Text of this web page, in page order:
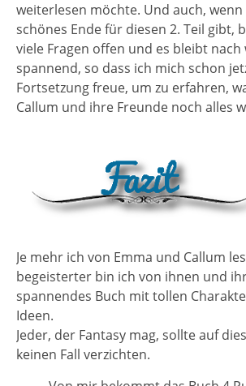
weiterlesen möchte. Und auch,
schönes Ende für diesen 2. Teil gibt,
viele Fragen offen und es bleibt nach
spannend, so dass ich mich schon
Fortsetzung freue, um zu erfahren,
Callum und ihre Freunde noch alles
Je mehr ich von Emma und Callum
begeisterter bin ich von ihnen und
spannendes Buch mit tollen
Ideen.
Jeder, der Fantasy mag, sollte auf
keinen Fall verzichten.